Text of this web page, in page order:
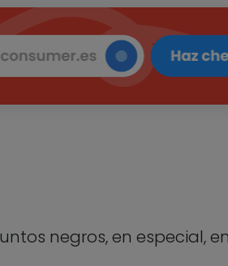
negros, en especial,